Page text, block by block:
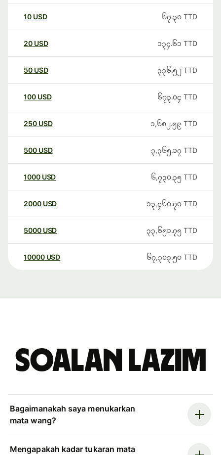
10 USD ၆၇.၃၀ TTD
20 USD ၁၃၄.၆၁ TTD
50 USD ၃၃၆.၅၂ TTD
100 USD ၆၇၃.၀၄ TTD
250 USD ၁,၆၈၂.၅၉ TTD
500 USD ၃,၃၆၅.၁၇ TTD
1000 USD ၆,၇၃၀.၃၅ TTD
2000 USD ၁၃,၄၆၀.၇၀ TTD
5000 USD ၃၃,၆၅၁.၇၅ TTD
10000 USD ၆၇,၃၀၃.၅၀ TTD
Soalan Lazim
Bagaimanakah saya menukarkan
mata wang?
Mengapakah kadar tukaran mata